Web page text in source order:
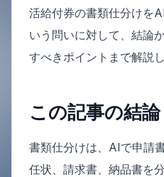
活給付券の書類仕分けを
いう問いに対して、結論
すべきポイントまで解説し
この記事の結論
書類仕分けは、AIで申請
任状、請求書、納品書を